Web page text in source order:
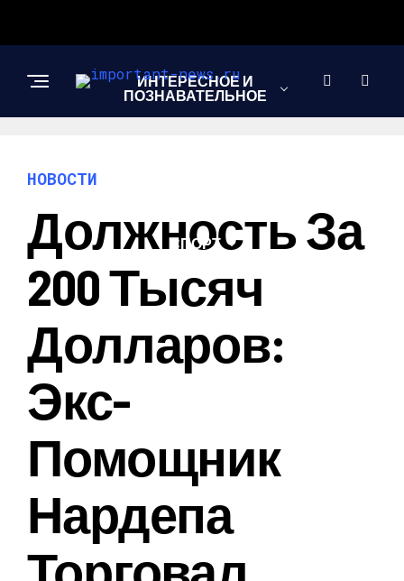
ИНТЕРЕСНОЕ И
ПОЗНАВАТЕЛЬНОЕ
СПОРТ
НОВОСТИ
Должность За
200 Тысяч
Долларов:
Экс-
Помощник
Нардепа